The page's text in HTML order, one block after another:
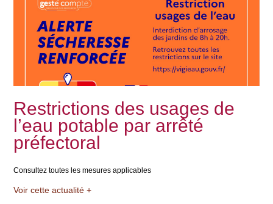
Restrictions des usages de
l’eau potable par arrêté
préfectoral
Consultez toutes les mesures applicables
Voir cette actualité +